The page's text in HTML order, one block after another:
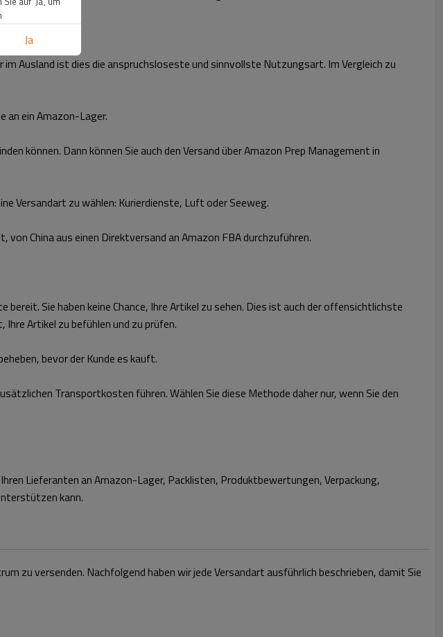
Ausland ist dies die anspruchsloseste und sinnvollste Nutzungsart. Im Vergleich zu
an ein Amazon-Lager.
können. Dann können Sie auch den Versand über Amazon Prep Management in
Versandart zu wählen: Kurierdienste, Luft oder Seeweg.
China aus einen Direktversand an Amazon FBA durchzuführen.
Sie haben keine Chance, Ihre Artikel zu sehen. Dies ist auch der offensichtlichste
Artikel zu befühlen und zu prüfen.
bevor der Kunde es kauft.
Transportkosten führen. Wählen Sie diese Methode daher nur, wenn Sie den
Lieferanten an Amazon-Lager, Packlisten, Produktbewertungen, Verpackung,
kann.
zu versenden. Nachfolgend haben wir jede Versandart ausführlich beschrieben, damit Sie
Ja